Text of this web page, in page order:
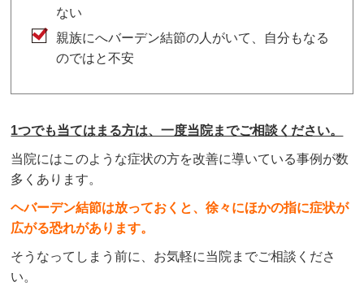
ない
親族にへバーデン結節の人がいて、自分もなる
のではと不安
1つでも当てはまる方は、一度当院までご相談ください。
当院にはこのような症状の方を改善に導いている事例が数
多くあります。
ヘバーデン結節は放っておくと、徐々にほかの指に症状が
広がる恐れがあります。
そうなってしまう前に、お気軽に当院までご相談くださ
い。